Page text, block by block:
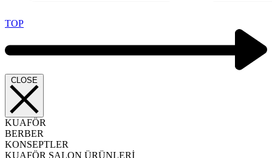
TOP
CLOSE
KUAFÖR
BERBER
KONSEPTLER
KUAFÖR SALON ÜRÜNLERİ